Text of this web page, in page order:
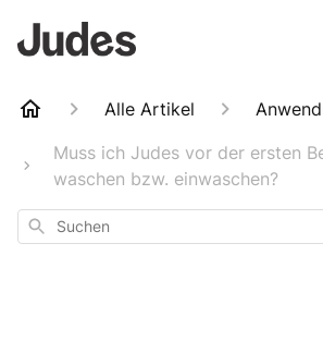
Alle Artikel
Muss ich Judes vor der ersten
waschen bzw. einwaschen?
Suchen